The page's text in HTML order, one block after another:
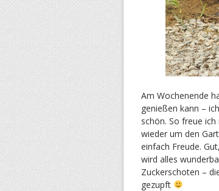
Am Wochenende
genießen kann –
schön. So freue
wieder um den
einfach Freude.
wird alles
Zuckerschoten –
gezupft